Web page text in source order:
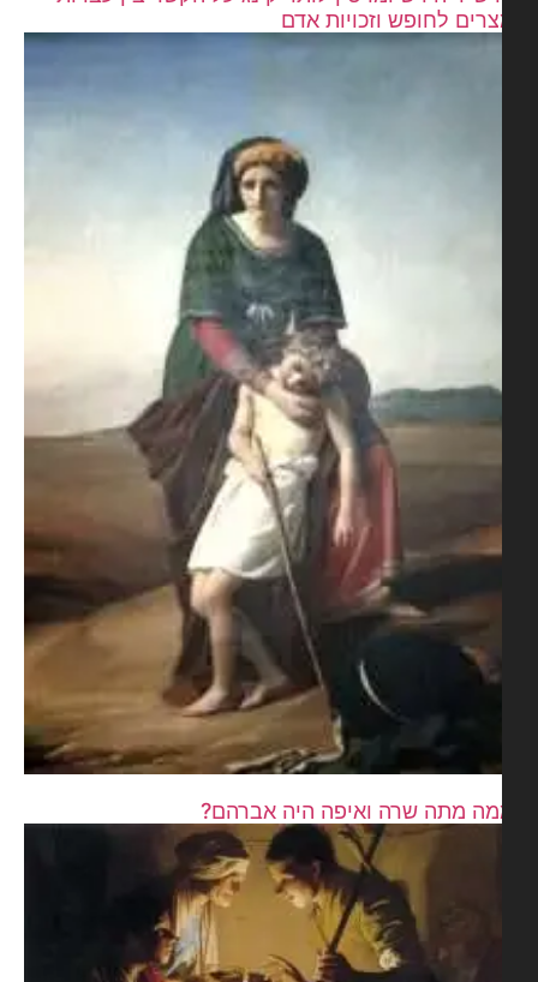
לחופש וזכויות אדם
מתה שרה ואיפה היה אברהם?